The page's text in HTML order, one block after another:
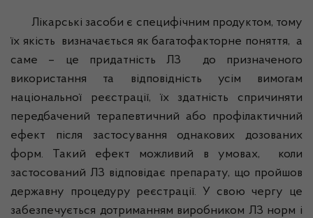
Лікарські засоби є специфічним продуктом, тому
їх якість
визначається як багатофакторне поняття,
а
саме – це придатність ЛЗ
до призначеного
використання та відповідність усім вимогам
національної реєстрації, їх здатність спричиняти
передбачений терапевтичний або профілактичний
ефект після застосування однакових дозованих
форм. Такий ефект можливий в умовах,
коли
застосований ЛЗ відповідає препарату, що пройшов
державну процедуру реєстрації. У свою чергу це
забезпечується дотриманням виробником ЛЗ норм і